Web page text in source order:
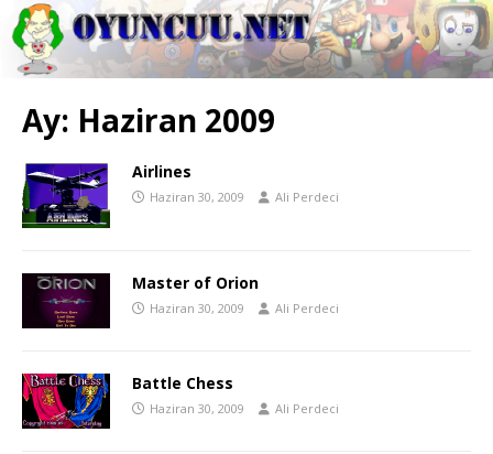
Ay: Haziran 2009
Airlines
Haziran 30, 2009 Ali Perdeci
Master of Orion
Haziran 30, 2009 Ali Perdeci
Battle Chess
Haziran 30, 2009 Ali Perdeci